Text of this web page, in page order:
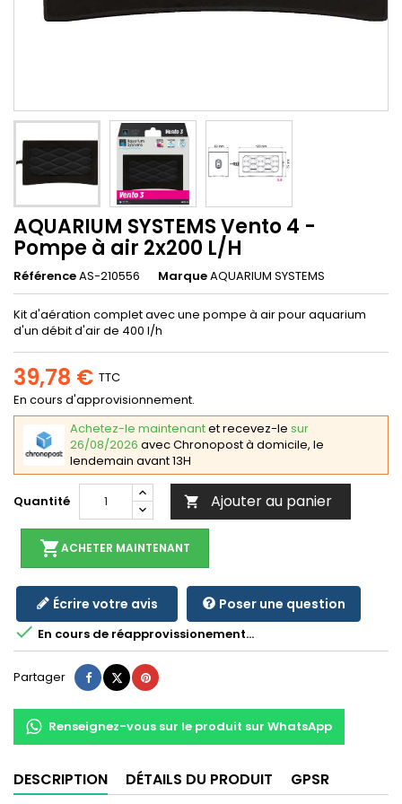
AQUARIUM SYSTEMS Vento 4 -
Pompe à air 2x200 L/H
RéférenceAS-210556 MarqueAQUARIUM SYSTEMS
Kit d'aération complet avec une pompe à air pour aquarium
d'un débit d'air de 400 l/h
39,78 € TTC
En cours d'approvisionnement.
Achetez-le maintenantet recevez-le sur
26/08/2026 avec Chronopost à domicile, le
lendemain avant 13H
Quantité  Ajouter au panier
shopping_cartACHETER MAINTENANT
Écrire votre avis Poser une question
 En cours de réapprovissionement...
Partager Partager
TweetPinterest
Renseignez-vous sur le produit sur WhatsApp
DESCRIPTION DÉTAILS DU PRODUIT GPSR